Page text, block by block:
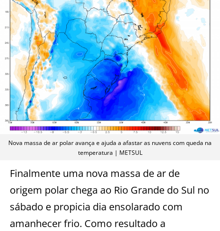
Nova massa de ar polar avança e ajuda a afastar as nuvens com queda na
temperatura | METSUL
Finalmente uma nova massa de ar de
origem polar chega ao Rio Grande do Sul no
sábado e propicia dia ensolarado com
amanhecer frio. Como resultado a